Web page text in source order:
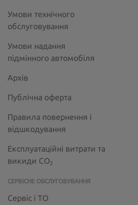
Умови технічного
обслуговування
Умови надання
підмінного автомобіля
Архів
Публічна оферта
Правила повернення і
відшкодування
Експлуатаційні витрати та
викиди СО2
СЕРВІСНЕ ОБСЛУГОВУВАННЯ
Сервіс і ТО